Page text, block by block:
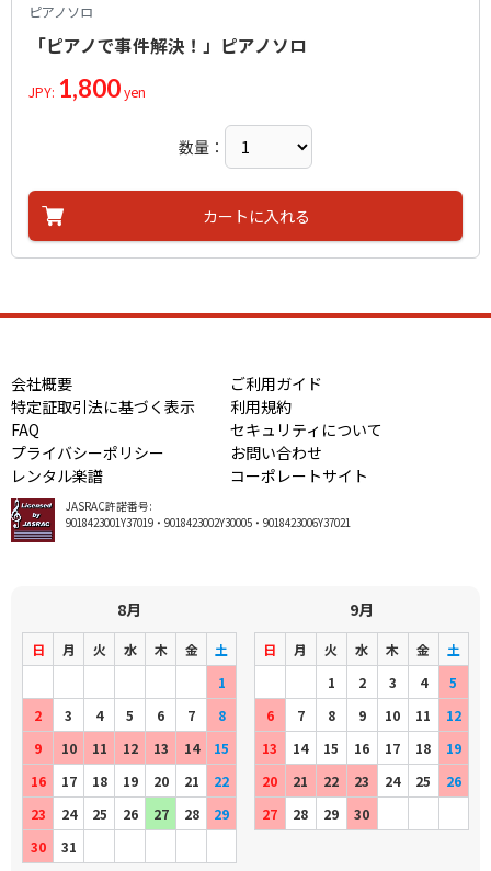
ピアノソロ
「ピアノで事件解決！」ピアノソロ
JPY: 1,800yen
数量：
カートに入れる
会社概要
ご利用ガイド
特定証取引法に基づく表示
利用規約
FAQ
セキュリティについて
プライバシーポリシー
お問い合わせ
レンタル楽譜
コーポレートサイト
JASRAC許諾番号:
9018423001Y37019・9018423002Y30005・9018423006Y37021
8月
日 月 火 水 木 金
土
1
2
3 4 5 6 7
8
9
10 11 12 13 14
15
16
17 18 19 20 21
22
23
24 25 26 27 28
29
30
31
9月
日 月 火 水 木 金
土
1
2 3 4
5
6
7 8 9 10 11
12
13
14 15 16 17 18
19
20
21 22 23 24 25
26
27
28 29 30